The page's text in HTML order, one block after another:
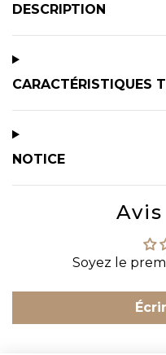
DESCRIPTION
CARACTÉRISTIQUES
NOTICE
Soyez le